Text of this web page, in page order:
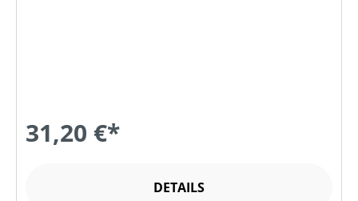
31,20 €*
DETAILS